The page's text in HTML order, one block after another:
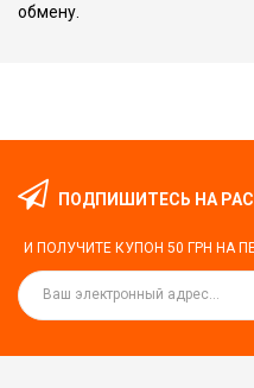
обмену.
ПОДПИШИТЕСЬ НА
И ПОЛУЧИТЕ КУПОН 50 ГРН НА